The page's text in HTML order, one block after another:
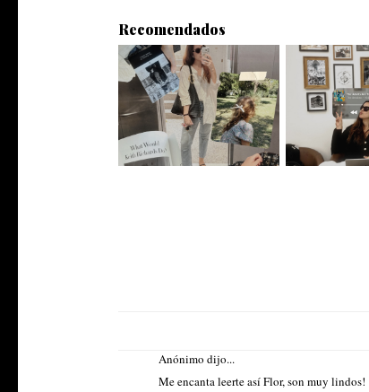
Recomendados
On remaining interesting
What I would
Anónimo dijo...
Me encanta leerte así Flor, son muy lindos!